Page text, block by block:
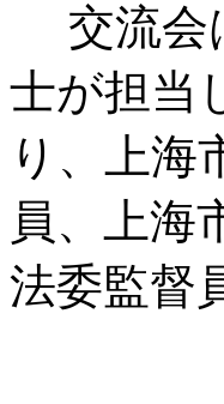
交流会
士が担当
り、上海
員、上海
法委監督